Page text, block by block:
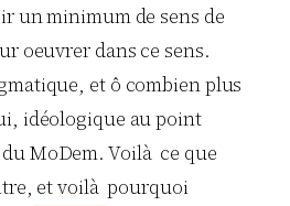
un minimum de sens de
oeuvrer dans ce sens.
et ô combien plus
idéologique au point
MoDem. Voilà ce que
et voilà pourquoi